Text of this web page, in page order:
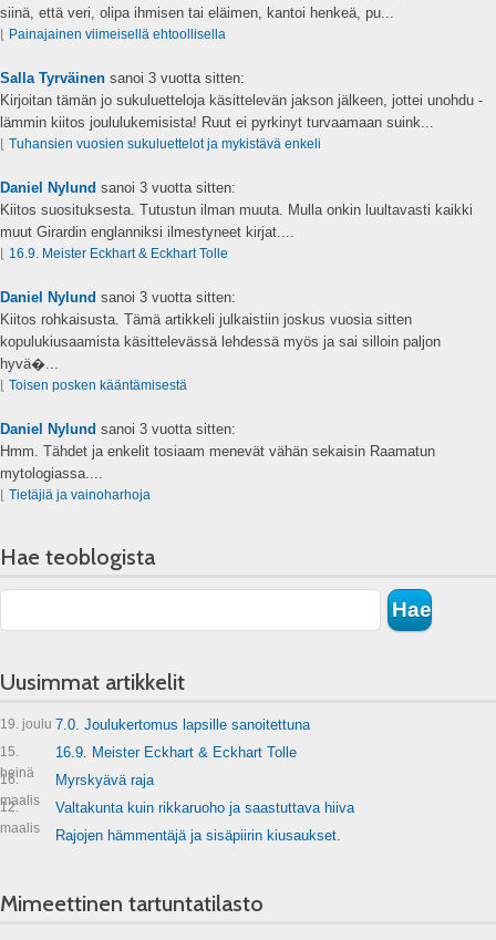
siinä, että veri, olipa ihmisen tai eläimen, kantoi henkeä, pu...
Painajainen viimeisellä ehtoollisella
Salla Tyrväinen sanoi 3 vuotta sitten:
Kirjoitan tämän jo sukuluetteloja käsittelevän jakson jälkeen, jottei unohdu -
lämmin kiitos joululukemisista! Ruut ei pyrkinyt turvaamaan suink...
Tuhansien vuosien sukuluettelot ja mykistävä enkeli
Daniel Nylund sanoi 3 vuotta sitten:
Kiitos suosituksesta. Tutustun ilman muuta. Mulla onkin luultavasti kaikki
muut Girardin englanniksi ilmestyneet kirjat....
16.9. Meister Eckhart & Eckhart Tolle
Daniel Nylund sanoi 3 vuotta sitten:
Kiitos rohkaisusta. Tämä artikkeli julkaistiin joskus vuosia sitten
kopulukiusaamista käsittelevässä lehdessä myös ja sai silloin paljon
hyvä�...
Toisen posken kääntämisestä
Daniel Nylund sanoi 3 vuotta sitten:
Hmm. Tähdet ja enkelit tosiaam menevät vähän sekaisin Raamatun
mytologiassa....
Tietäjiä ja vainoharhoja
Hae teoblogista
Uusimmat artikkelit
19. joulu 7.0. Joulukertomus lapsille sanoitettuna
15.
heinä
16.9. Meister Eckhart & Eckhart Tolle
16.
maalis
Myrskyävä raja
12.
maalis
Valtakunta kuin rikkaruoho ja saastuttava hiiva
Rajojen hämmentäjä ja sisäpiirin kiusaukset.
Mimeettinen tartuntatilasto